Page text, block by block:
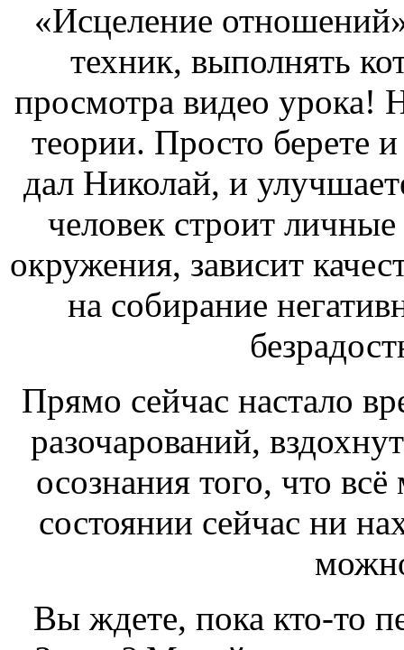
«Исцеление
техник, выполнять
просмотра видео урока!
теории. Просто берете
дал Николай, и
человек строит
окружения, зависит
на собирание
Прямо сейчас настало
разочарований,
осознания того, что
состоянии сейчас ни
Вы ждете, пока кто-то